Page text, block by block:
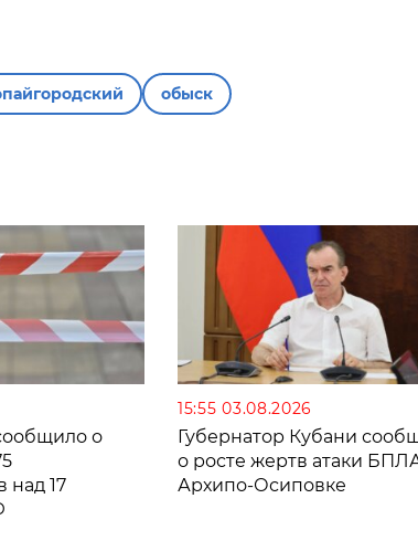
обыск
о
над 17
15:55 03.08.2026
Губернатор Кубани
о росте жертв атаки
Архипо-Осиповке